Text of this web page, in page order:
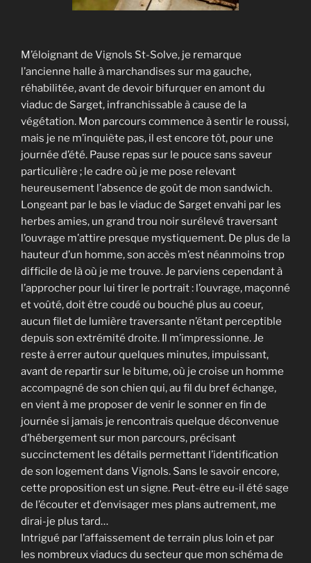
M’éloignant de Vignols St-Solve, je remarque
l’ancienne halle à marchandises sur ma gauche,
réhabilitée, avant de devoir bifurquer en amont du
viaduc de Sarget, infranchissable à cause de la
végétation. Mon parcours commence à sentir le roussi,
mais je ne m’inquiète pas, il est encore tôt, pour une
journée d’été. Pause repas sur le pouce sans saveur
particulière ; le cadre où je me pose relevant
heureusement l’absence de goût de mon sandwich.
Longeant par le bas le viaduc de Sarget envahi par les
herbes amies, un grand trou noir surélevé traversant
l’ouvrage m’attire presque mystiquement. De plus de la
hauteur d’un homme, son accès m’est néanmoins trop
difficile de là où je me trouve. Je parviens cependant à
l’approcher pour lui tirer le portrait : l’ouvrage, maçonné
et voûté, doit être coudé ou bouché plus au coeur,
aucun filet de lumière traversante n’étant perceptible
depuis son extrémité droite. Il m’impressionne. Je
reste à errer autour quelques minutes, impuissant,
avant de repartir sur le bitume, où je croise un homme
accompagné de son chien qui, au fil du bref échange,
en vient à me proposer de venir le sonner en fin de
journée si jamais je rencontrais quelque déconvenue
d’hébergement sur mon parcours, précisant
succinctement les détails permettant l’identification
de son logement dans Vignols. Sans le savoir encore,
cette proposition est un signe. Peut-être eu-il été sage
de l’écouter et d’envisager mes plans autrement, me
dirai-je plus tard…
Intrigué par l’affaissement de terrain plus loin et par
les nombreux viaducs du secteur que mon schéma de